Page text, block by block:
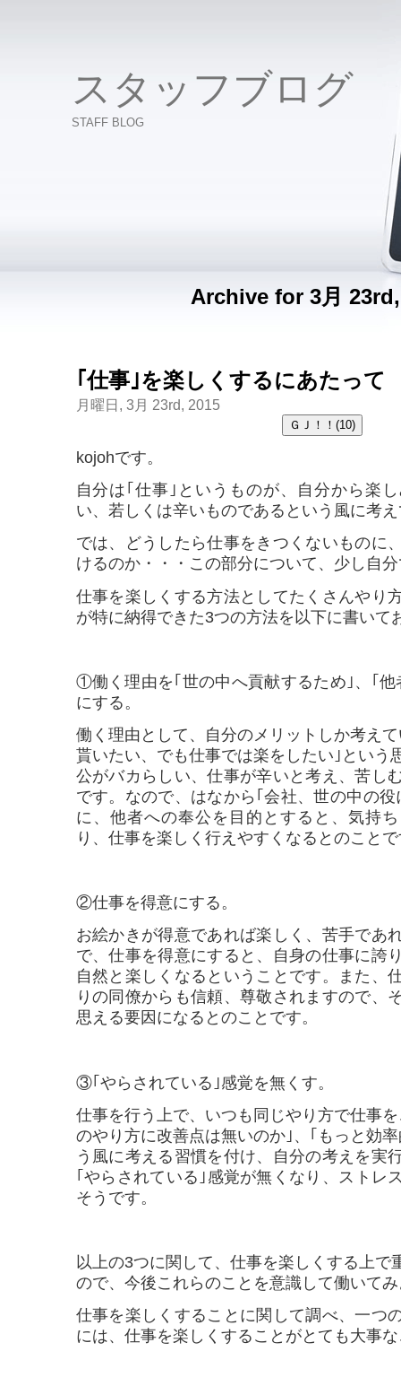
スタッフブログ
STAFF BLOG
Archive for 3月
｢仕事｣を楽しくするにあたって
月曜日, 3月 23rd, 2015
kojohです。
自分は｢仕事｣というものが、自分から楽
い、若しくは辛いものであるという風に考
では、どうしたら仕事をきつくないものに
けるのか・・・この部分について、少し自
仕事を楽しくする方法としてたくさんやり
が特に納得できた3つの方法を以下に書いて
①働く理由を｢世の中へ貢献するため｣、｢他
にする。
働く理由として、自分のメリットしか考え
貰いたい、でも仕事では楽をしたい｣という
公がバカらしい、仕事が辛いと考え、苦し
です。なので、はなから｢会社、世の中の
に、他者への奉公を目的とすると、気持
り、仕事を楽しく行えやすくなるとのこと
②仕事を得意にする。
お絵かきが得意であれば楽しく、苦手であ
で、仕事を得意にすると、自身の仕事に誇
自然と楽しくなるということです。また、
りの同僚からも信頼、尊敬されますので、
思える要因になるとのことです。
③｢やらされている｣感覚を無くす。
仕事を行う上で、いつも同じやり方で仕事
のやり方に改善点は無いのか｣、｢もっと効
う風に考える習慣を付け、自分の考えを実
｢やらされている｣感覚が無くなり、ストレ
そうです。
以上の3つに関して、仕事を楽しくする上で
ので、今後これらのことを意識して働いて
仕事を楽しくすることに関して調べ、一つ
には、仕事を楽しくすることがとても大事